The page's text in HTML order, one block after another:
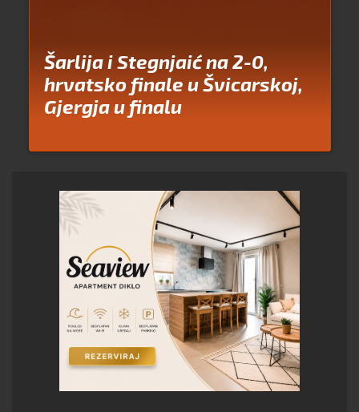
Šarlija i Stegnjaić na 2-0,
hrvatsko finale u Švicarskoj,
Gjergja u finalu